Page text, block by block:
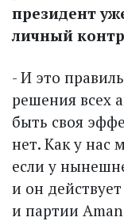
президент
личный
- И это
решения всех
быть своя
нет. Как у нас
если у
и он
и партии